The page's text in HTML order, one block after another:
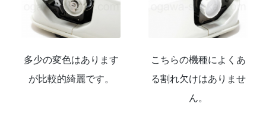
多少の変色はあります
が比較的綺麗です。
こちらの機種によくあ
る割れ欠けはありませ
ん。